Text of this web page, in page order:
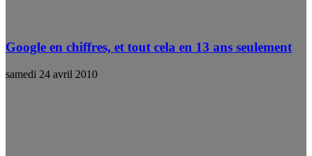
Google en chiffres, et tout cela en 13 ans seulement
samedi 24 avril 2010